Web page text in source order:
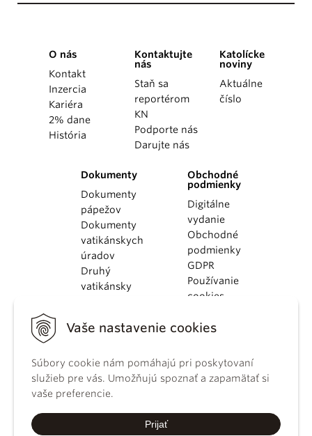
Vaše nastavenie cookies
Súbory cookie nám pomáhajú pri poskytovaní
služieb pre vás. Umožňujú spoznať a zapamätať si
vaše preferencie.
Prijať
O nás
Kontakt
Inzercia
Kariéra
2% dane
História
Kontaktujte
nás
Staň sa
reportérom
KN
Podporte nás
Darujte nás
Katolícke
noviny
Aktuálne
číslo
Dokumenty
Dokumenty
pápežov
Dokumenty
vatikánskych
úradov
Druhý
vatikánsky
KBS
kánonického
práva
Katechizmus
Obchodné
podmienky
Digitálne
vydanie
Obchodné
podmienky
GDPR
Používanie
cookies